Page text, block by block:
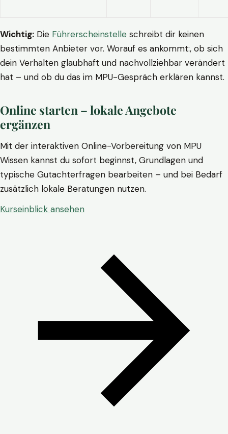
Wichtig: Die Führerscheinstelle schreibt dir keinen
bestimmten Anbieter vor. Worauf es ankommt:, ob sich
dein Verhalten glaubhaft und nachvollziehbar verändert
hat – und ob du das im MPU-Gespräch erklären kannst.
Online starten – lokale Angebote
ergänzen
Mit der interaktiven Online-Vorbereitung von MPU
Wissen kannst du sofort beginnst, Grundlagen und
typische Gutachterfragen bearbeiten – und bei Bedarf
zusätzlich lokale Beratungen nutzen.
Kurseinblick ansehen